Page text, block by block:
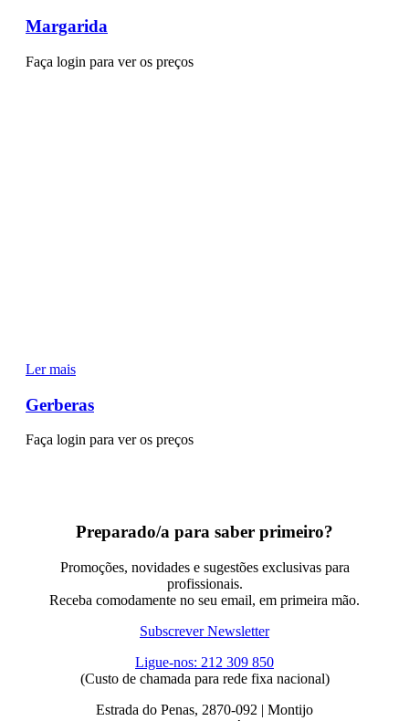
Margarida
Faça login para ver os preços
Ler mais
Gerberas
Faça login para ver os preços
Preparado/a para saber primeiro?
Promoções, novidades e sugestões exclusivas para
profissionais.
Receba comodamente no seu email, em primeira mão.
Subscrever Newsletter
Ligue-nos: 212 309 850
(Custo de chamada para rede fixa nacional)
Estrada do Penas, 2870-092 | Montijo